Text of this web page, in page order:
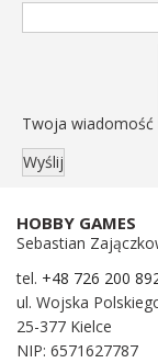
Twoja wiadomość
HOBBY GAMES
Sebastian
tel. +48 726 200
ul. Wojska
25-377 Kielce
NIP: 6571627787